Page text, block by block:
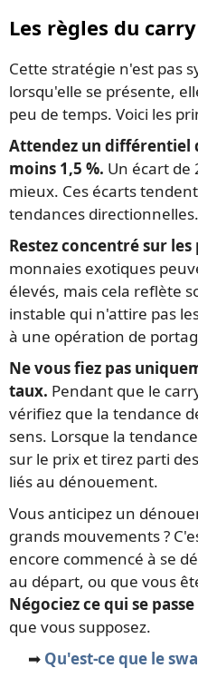
Les règles du
Cette stratégie n'est pas
lorsqu'elle se présente,
peu de temps. Voici les
Attendez un différentiel
moins 1,5 %. Un écart de
mieux. Ces écarts
tendances directionnelles.
Restez concentré sur
monnaies exotiques
élevés, mais cela reflète
instable qui n'attire pas
à une opération de
Ne vous fiez pas
taux. Pendant que le
vérifiez que la tendance
sens. Lorsque la
sur le prix et tirez parti
liés au dénouement.
Vous anticipez un
grands mouvements ?
encore commencé à se
au départ, ou que vous
Négociez ce qui se
que vous supposez.
➡️ Qu'est-ce que le